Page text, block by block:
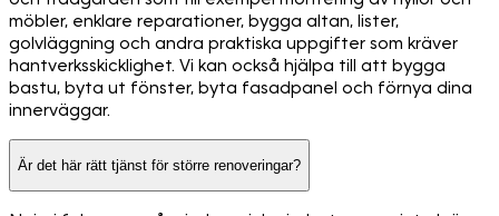
möbler, enklare reparationer, bygga altan, lister,
golvläggning och andra praktiska uppgifter som kräver
hantverksskicklighet. Vi kan också hjälpa till att bygga
bastu, byta ut fönster, byta fasadpanel och förnya dina
innerväggar.
Är det här rätt tjänst för större renoveringar?